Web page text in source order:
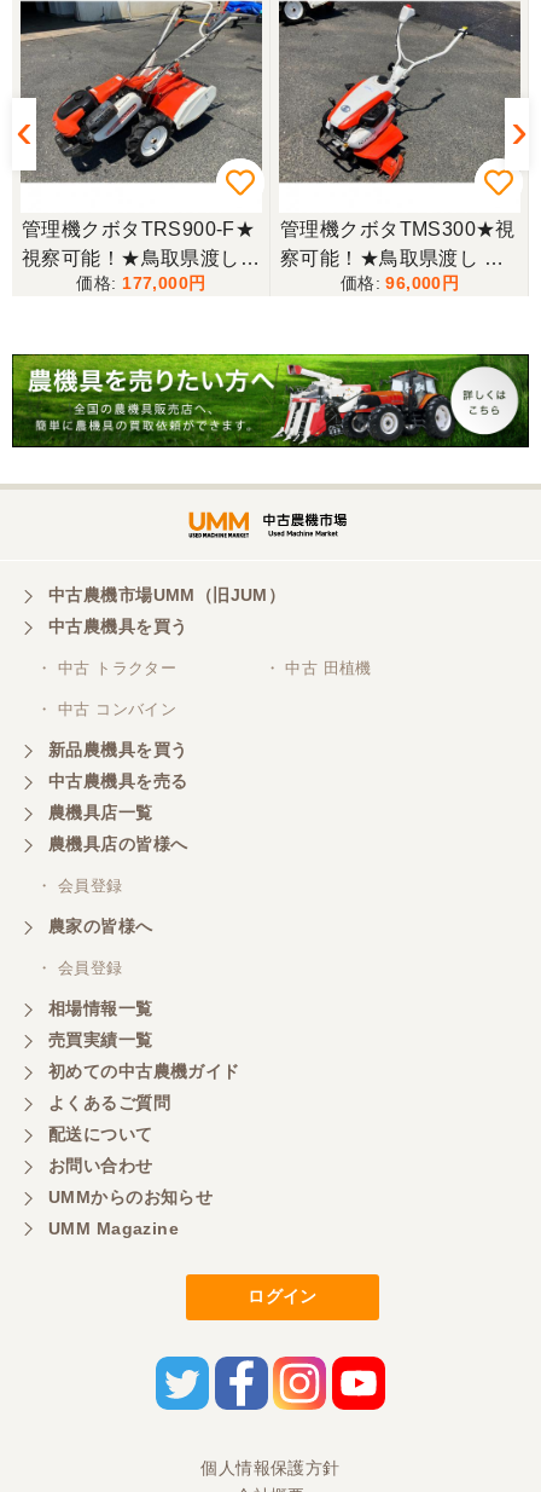
管理機クボタTRS900-F★
視察可能！★鳥取県渡し
クボタ 管理機 TRS900-F
現状渡し【P11485814】
177,000
管理機クボタTMS300★視
察可能！★鳥取県渡し ク
ボタ 管理機 TMS300 ガソ
渡し【P11485817】
96,000
中古農機市場UMM（旧JUM）
中古農機具を買う
・ 中古 トラクター ・ 中古 田植機
・ 中古 コンバイン
新品農機具を買う
中古農機具を売る
農機具店一覧
農機具店の皆様へ
・ 会員登録
農家の皆様へ
・ 会員登録
相場情報一覧
売買実績一覧
初めての中古農機ガイド
よくあるご質問
配送について
お問い合わせ
UMMからのお知らせ
UMM Magazine
ログイン
個人情報保護方針